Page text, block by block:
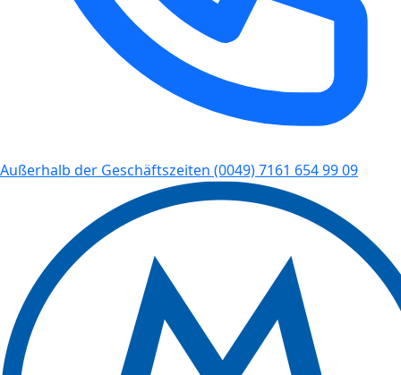
Außerhalb der Geschäftszeiten (0049) 7161 654 99 09